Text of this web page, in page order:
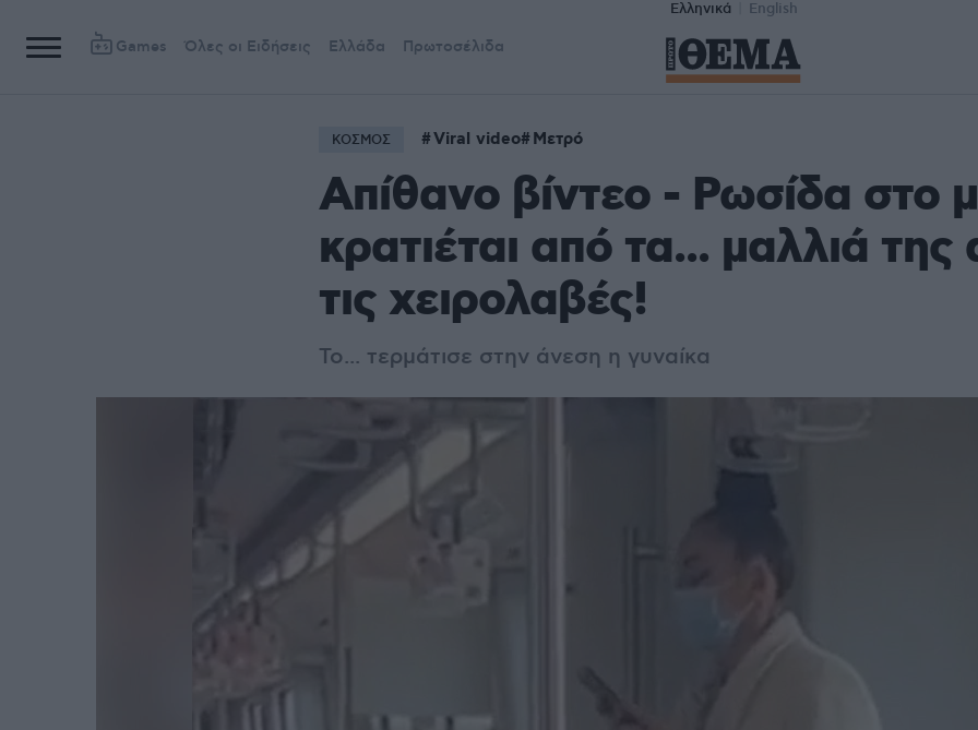
Ελληνικά English
Games Όλες οι Ειδήσεις Ελλάδα Πρωτοσέλιδα
ΚΟΣΜΟΣ Viral video Μετρό
Απίθανο βίντεο - Ρωσίδα στο
κρατιέται από τα... μαλλιά της
τις χειρολαβές!
Το... τερμάτισε στην άνεση η γυναίκα